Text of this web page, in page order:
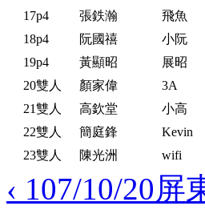
17p4 張鉄瀚 飛魚
18p4 阮國禧 小阮
19p4 黃顯昭 展昭
20雙人 顏家偉 3A
21雙人 高欽堂 小高
22雙人 簡庭鋒 Kevin
23雙人 陳光洲 wifi
‹ 107/10/20